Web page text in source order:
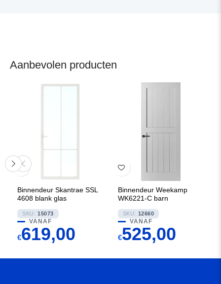
Aanbevolen producten
Binnendeur Skantrae SSL
4608 blank glas
SKU: 15073
VANAF
€619,00
Binnendeur Weekamp
WK6221-C barn
SKU: 12660
VANAF
€525,00